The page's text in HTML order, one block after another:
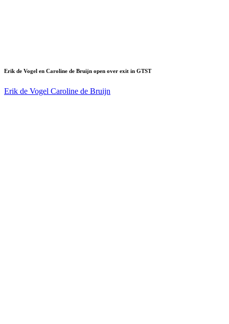
Erik de Vogel en Caroline de Bruijn open over exit in GTST
Erik de Vogel Caroline de Bruijn